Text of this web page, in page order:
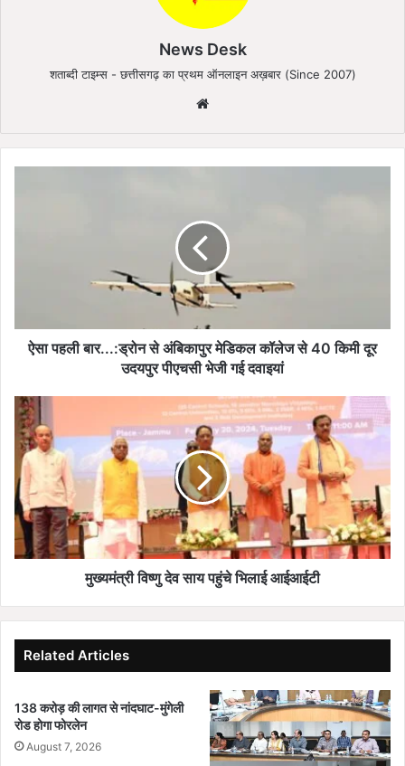
News Desk
शताब्दी टाइम्स - छत्तीसगढ़ का प्रथम ऑनलाइन अख़बार (Since 2007)
te
.
न
से
अं
बि
का
पु
र
मे
डि
से
0
कि
मी
ऐसा पहली बार...:ड्रोन से अंबिकापुर मेडिकल कॉलेज से 40 किमी दूर
उदयपुर पीएचसी भेजी गई दवाइयां
मु
ख्य
मं
त्री
वि
ष्णु
दे
व
सा
ला
आ
ई
आ
मुख्यमंत्री विष्णु देव साय पहुंचे भिलाई आईआईटी
Related Articles
138 करोड़ की लागत से नांदघाट-मुंगेली
रोड होगा फोरलेन
August 7, 2026